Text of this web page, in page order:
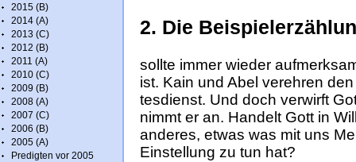
2015 (B)
2014 (A)
2013 (C)
2012 (B)
2011 (A)
2010 (C)
2009 (B)
2008 (A)
2007 (C)
2006 (B)
2005 (A)
Predigten vor 2005
2. Die
sollte immer wieder
ist. Kain und Abel verehren
tesdienst. Und doch verwirft
nimmt er an. Handelt Gott in
anderes, etwas was mit uns
Einstellung zu tun hat?